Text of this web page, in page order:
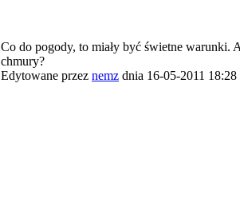
Co do pogody, to miały być świetne warunki.
chmury?
Edytowane przez nemz dnia 16-05-2011 18:28